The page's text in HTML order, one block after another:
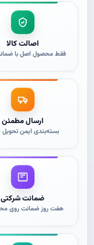
اصالت کالا
فقط محصول اصل با
ارسال مطمئن
بسته‌بندی ایمن
ضمانت شرکتی
هفت روز ضمانت روی